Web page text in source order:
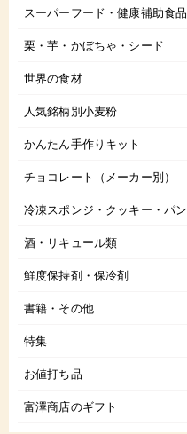
スーパーフード・健康補助食品
栗・芋・かぼちゃ・シード
世界の食材
人気銘柄別小麦粉
かんたん手作りキット
チョコレート（メーカー別）
冷凍スポンジ・クッキー・パン
酒・リキュール類
鮮度保持剤・保冷剤
書籍・その他
特集
お値打ち品
富澤商店のギフト